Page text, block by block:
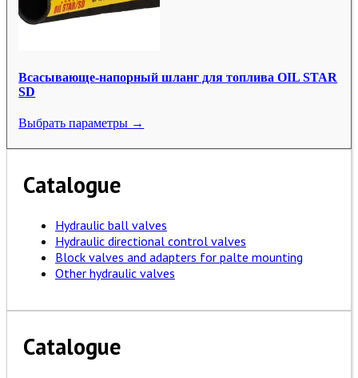
Всасывающе-напорный шланг для топлива OIL STAR
SD
Выбрать параметры →
Catalogue
Hydraulic ball valves
Hydraulic directional control valves
Block valves and adapters for palte mounting
Other hydraulic valves
Catalogue